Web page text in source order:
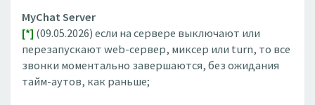
MyChat Server
[*] (09.05.2026) если на сервере выключают или
перезапускают web-сервер, миксер или turn, то все
звонки моментально завершаются, без ожидания
тайм-аутов, как раньше;